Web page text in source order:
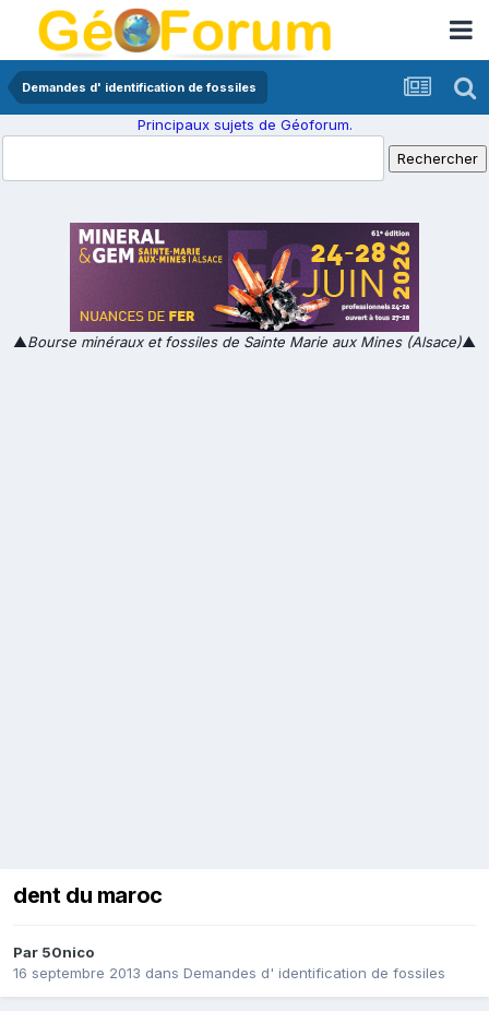
Demandes d' identification de fossiles
Principaux sujets de Géoforum.
▲Bourse minéraux et fossiles de Sainte Marie aux Mines (Alsace)▲
dent du maroc
Par 50nico
16 septembre 2013 dans Demandes d' identification de fossiles